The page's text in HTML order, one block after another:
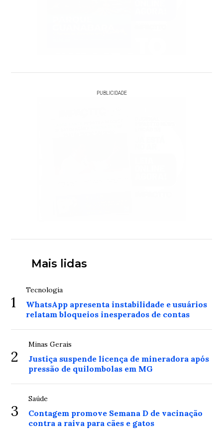
PUBLICIDADE
Mais lidas
1
Tecnologia
WhatsApp apresenta instabilidade e usuários
relatam bloqueios inesperados de contas
2
Minas Gerais
Justiça suspende licença de mineradora após
pressão de quilombolas em MG
3
Saúde
Contagem promove Semana D de vacinação
contra a raiva para cães e gatos